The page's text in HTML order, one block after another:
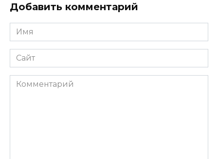
Добавить комментарий
Имя
*
Сайт
Комментарий